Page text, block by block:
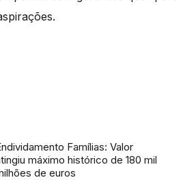
Famílias: Valor
máximo histórico de 180 mil
de euros